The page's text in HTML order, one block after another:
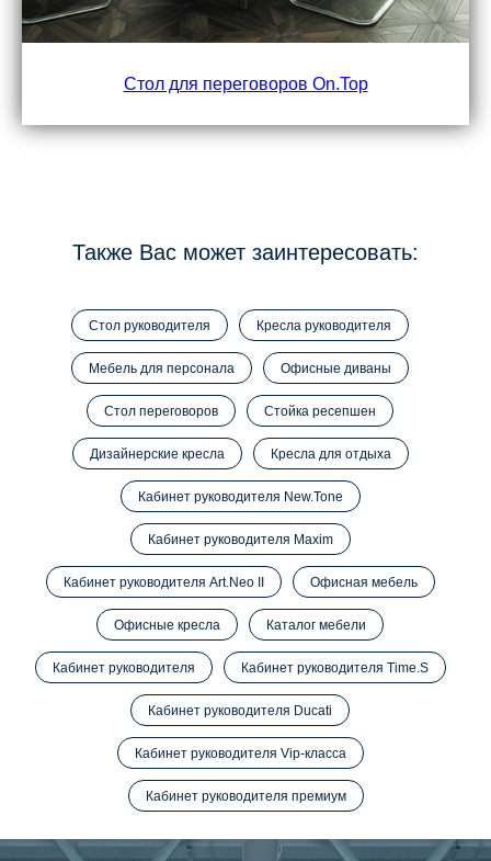
Стол для переговоров On.Top
Также Вас может заинтересовать:
Стол руководителя Кресла руководителя
Мебель для персонала Офисные диваны
Стол переговоров Стойка ресепшен
Дизайнерские кресла Кресла для отдыха
Кабинет руководителя New.Tone
Кабинет руководителя Maxim
Кабинет руководителя Art.Neo II Офисная мебель
Офисные кресла Каталог мебели
Кабинет руководителя Кабинет руководителя Time.S
Кабинет руководителя Ducati
Кабинет руководителя Vip-класса
Кабинет руководителя премиум